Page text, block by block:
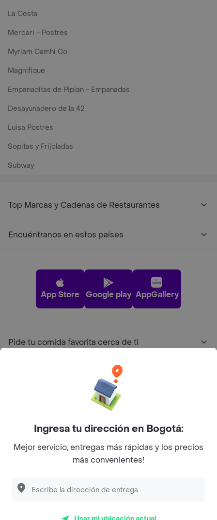
La Cesta
Mercari - Postres
Myriam Camhi Co
Magnifique
Empanaditas de Pipian - Empanadas
Desayunadero de la 42
Luisa Postres
Sopitas y Frijoladas
Subway
Top Marcas y Cadenas de Restaurantes
Encuéntranos en estos países
App Store Google play AppGallery
Pide tu comida favorita cerca de ti
Sobre Rappi
Facebook
Twitter
Instagram
Ingresa tu dirección en Bogotá:
Mejor servicio, entregas más rápidas y los precios
más convenientes!